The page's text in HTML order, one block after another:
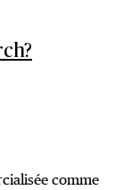
comme